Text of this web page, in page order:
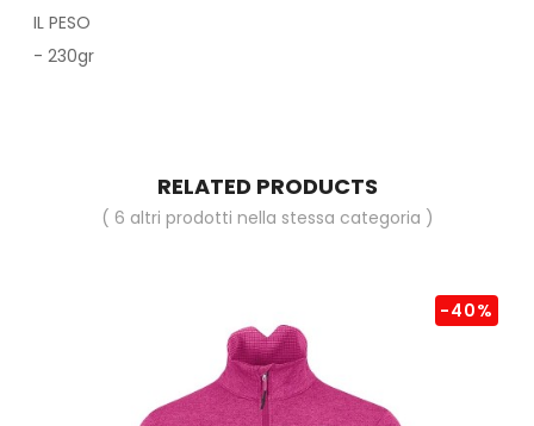
IL PESO
- 230gr
RELATED PRODUCTS
( 6 altri prodotti nella stessa categoria )
-40%